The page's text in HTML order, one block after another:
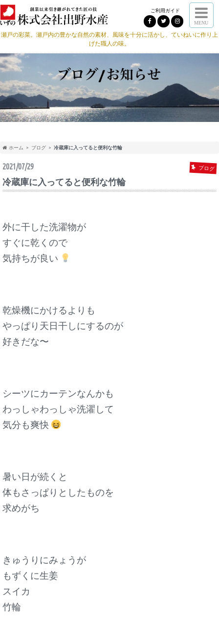
ご利用ガイド
MENU
瀬戸の彩菜。瀬戸内の豊かな自然の素材、風味を十分に活かし、ていねいに作り上
げた職人の味。
ホーム ブログ 冷蔵庫に入ってると便利な竹輪
2021/07/29 ブログ
冷蔵庫に入ってると便利な竹輪
外に干した洗濯物が
すぐに乾くので
気持ちが良い
乾燥機にかけるよりも
やっぱり天日干しにするのが
好きだな〜
シーツにカーテンなんかも
わっしゃわっしゃ洗濯して
気分も爽快
暑い日が続くと
体もさっぱりとしたものを
求めがち
きゅうりにみょうが
もずくに生姜
スイカ
竹輪